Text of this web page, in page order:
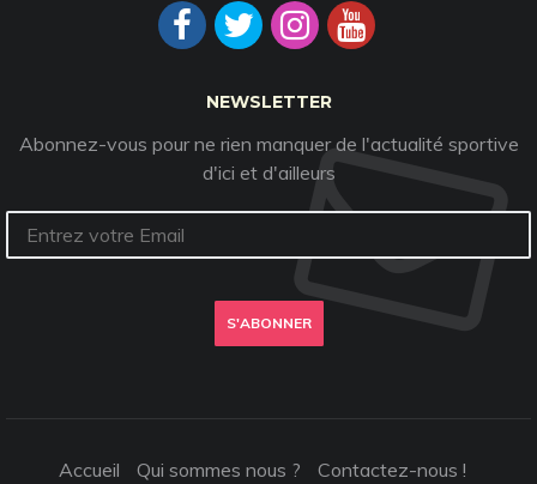
NEWSLETTER
Abonnez-vous pour ne rien manquer de l'actualité sportive
d'ici et d'ailleurs
S'ABONNER
Accueil Qui sommes nous ? Contactez-nous !